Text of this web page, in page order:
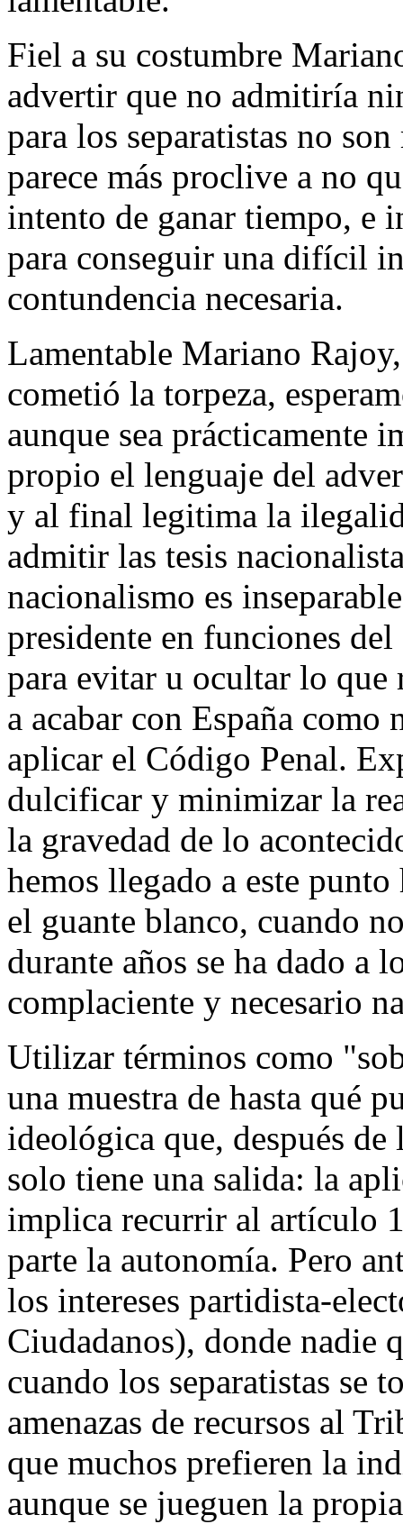
Fiel a su costumbre
advertir que no admitiría
para los separatistas no
parece más proclive a no
intento de ganar tiempo, e
para conseguir una difícil
contundencia necesaria.
Lamentable Mariano
cometió la torpeza,
aunque sea prácticamente
propio el lenguaje del
y al final legitima la
admitir las tesis
nacionalismo es
presidente en funciones
para evitar u ocultar lo que
a acabar con España como
aplicar el Código Penal.
dulcificar y minimizar la
la gravedad de lo
hemos llegado a este
el guante blanco, cuando
durante años se ha dado a
complaciente y necesario
Utilizar términos como
una muestra de hasta qué
ideológica que, después
solo tiene una salida: la
implica recurrir al artículo
parte la autonomía. Pero
los intereses partidista-
Ciudadanos), donde nadie
cuando los separatistas se
amenazas de recursos al
que muchos prefieren la
aunque se jueguen la